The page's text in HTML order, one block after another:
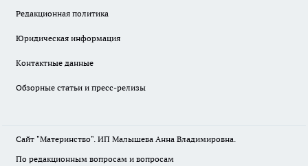
Редакционная политика
Юридическая информация
Контактные данные
Обзорные статьи и пресс-релизы
Сайт "Материнство". ИП Малышева Анна Владимировна.
По редакционным вопросам и вопросам